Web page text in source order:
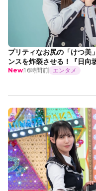
プリティなお尻の「けつ美
ンスを炸裂させる！『日向
New16時間前 エンタメ